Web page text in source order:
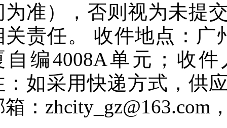
为准），否则视为未提
关责任。 收件地点：广
自编4008A单元；收件
：如采用快递方式，供
箱：zhcity_gz@163.com